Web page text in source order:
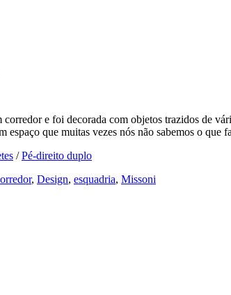
corredor e foi decorada com objetos trazidos de
espaço que muitas vezes nós não sabemos o
/Pé-direito duplo
, Design, esquadria, Missoni